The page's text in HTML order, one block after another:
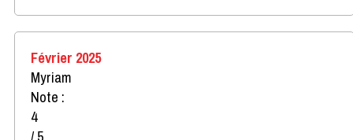
Février 2025
Myriam
Note :
4